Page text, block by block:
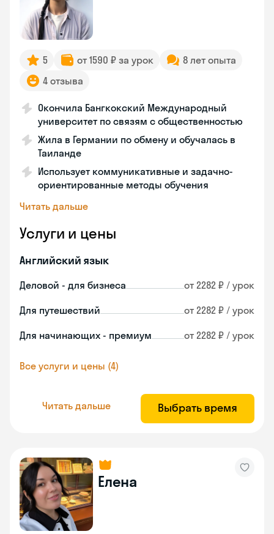
5 от 1590 ₽ за урок
8 лет опыта
4 отзыва
Окончила Бангкокский Международный
университет по связям с общественностью
Жила в Германии по обмену и обучалась в
Таиланде
Использует коммуникативные и задачно-
ориентированные методы обучения
Читать дальше
Услуги и цены
Английский язык
Деловой - для бизнеса от 2282 ₽ / урок
Для путешествий от 2282 ₽ / урок
Для начинающих - премиум от 2282 ₽ / урок
Все услуги и цены (4)
Читать дальше Выбрать время
Елена